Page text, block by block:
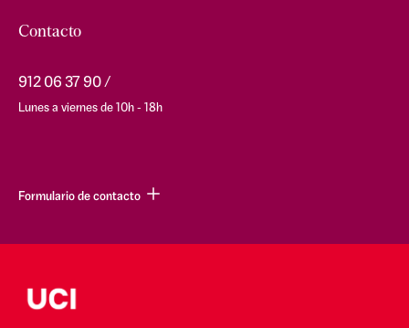
Contacto
912 06 37 90
Lunes a viernes de 10h - 18h
Formulario de contacto